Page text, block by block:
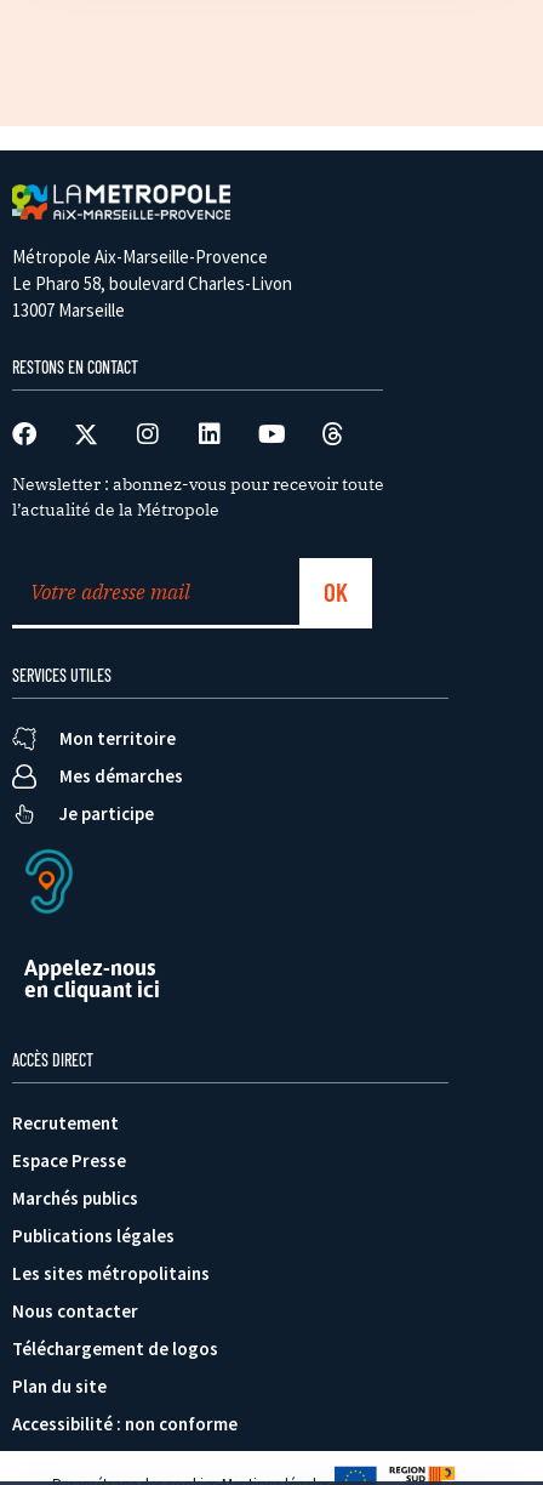
Métropole Aix-Marseille-Provence
Le Pharo 58, boulevard Charles-Livon
13007 Marseille
RESTONS EN CONTACT
Newsletter : abonnez-vous pour recevoir toute
l’actualité de la Métropole
SERVICES UTILES
Mon territoire
Mes démarches
Je participe
Appelez-nous
en cliquant ici
ACCÈS DIRECT
Recrutement
Espace Presse
Marchés publics
Publications légales
Les sites métropolitains
Nous contacter
Téléchargement de logos
Plan du site
Accessibilité : non conforme